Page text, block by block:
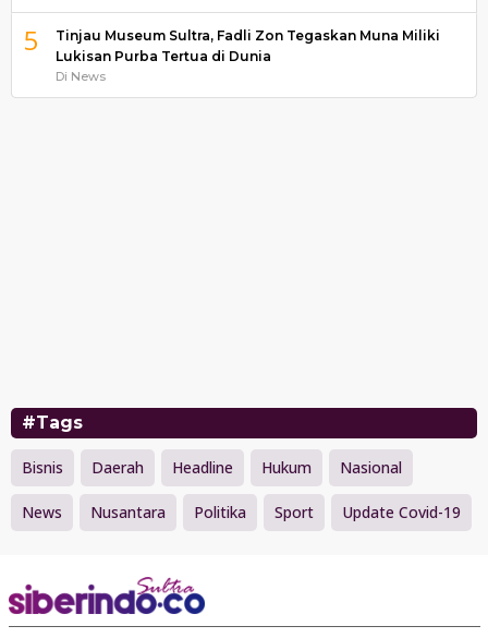
5
Tinjau Museum Sultra, Fadli Zon Tegaskan Muna Miliki
Lukisan Purba Tertua di Dunia
Di News
#Tags
Bisnis Daerah Headline Hukum Nasional
News Nusantara Politika Sport Update Covid-19